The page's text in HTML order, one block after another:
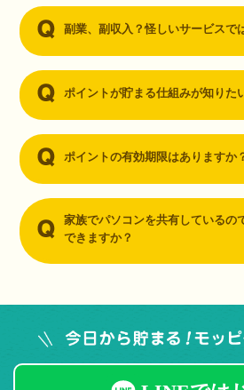
副業、副収入？怪しいサービスで
ポイントが貯まる仕組みが知りた
ポイントの有効期限はありますか
家族でパソコンを共有しているの
できますか？